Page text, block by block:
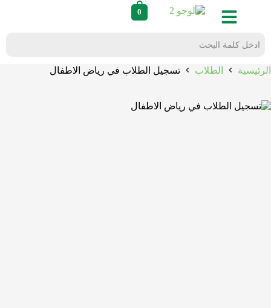
0
الرئيسية الطلاب تسجيل الطلاب في رياض الاطفال